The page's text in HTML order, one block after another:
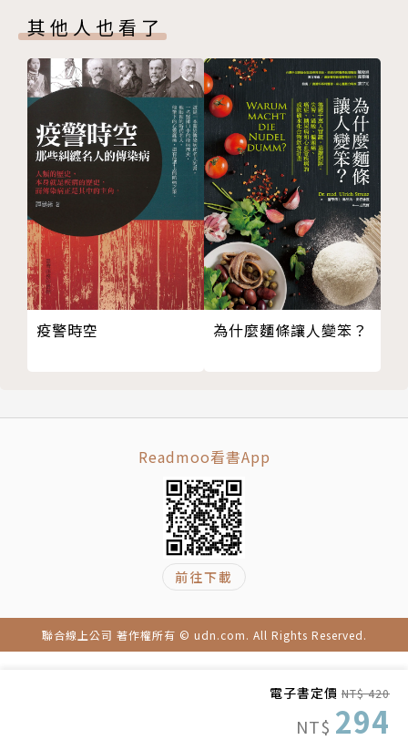
電子書定價 NT$ 420
NT$ 294
任助理教授（2016至今）。目前從事教職、學術研究
與寫作，期待藉由多年在學術及職場所得的營養專業經
驗，提供大眾正確營養保健知識與態度。
著有：
《別讓錯誤的營養觀害了你》（2017）
《別讓錯誤的營養觀害了你2：你吃進的是營養還是負
擔？》（2018）
5-1 年長者禁不起跌倒
5-2 跌倒骨折的危險因素之一：骨質疏鬆症
5-3 跌倒骨折的危險因素之二：肌肉衰減症
6 如何用飲食增強免疫力？
7 口腔狀況直接影響年長者的健康
8 改善視覺功能障礙的營養素
9 慢性便祕的影響
Part 4 年長者心理及認知健康
1 憂鬱症
2 認知障礙症：阿茲海默症
3 孤立與孤獨感
4 有限財務下如何吃得更健康
結語
其他人也看了
疫警時空 為什麼麵條讓人變笨？
Readmoo看書App
前往下載
聯合線上公司 著作權所有 © udn.com. All Rights Reserved.